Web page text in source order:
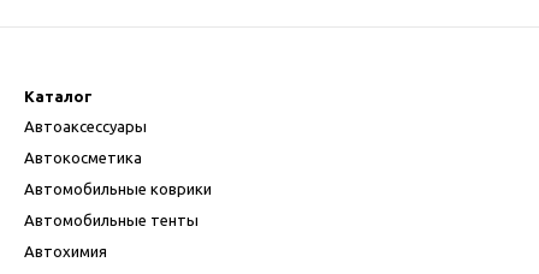
Каталог
Автоаксессуары
Автокосметика
Автомобильные коврики
Автомобильные тенты
Автохимия